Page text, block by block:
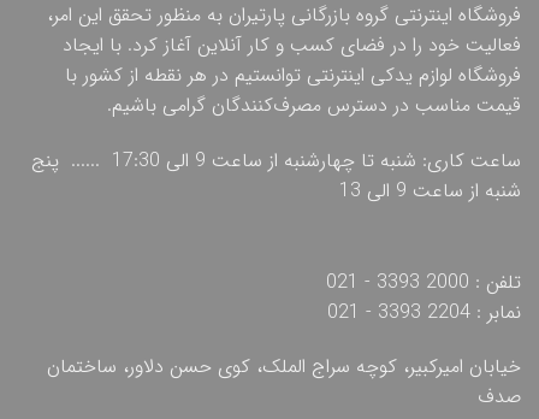
فروشگاه اینترنتی گروه بازرگانی پارتیران به منظور تحقق این امر،
فعالیت خود را در فضای کسب و کار آنلاین آغاز کرد. با ایجاد
فروشگاه لوازم یدکی اینترنتی توانستیم در هر نقطه از کشور با
قیمت مناسب در دسترس مصرف‌کنندگان گرامی باشیم.
ساعت کاری: شنبه تا چهارشنبه از ساعت 9 الی 17:30 ...... پنج
شنبه از ساعت 9 الی 13
تلفن : 2000 3393 - 021
نمابر : 2204 3393 - 021
خیابان امیرکبیر، کوچه سراج الملک، کوی حسن دلاور، ساختمان
صدف